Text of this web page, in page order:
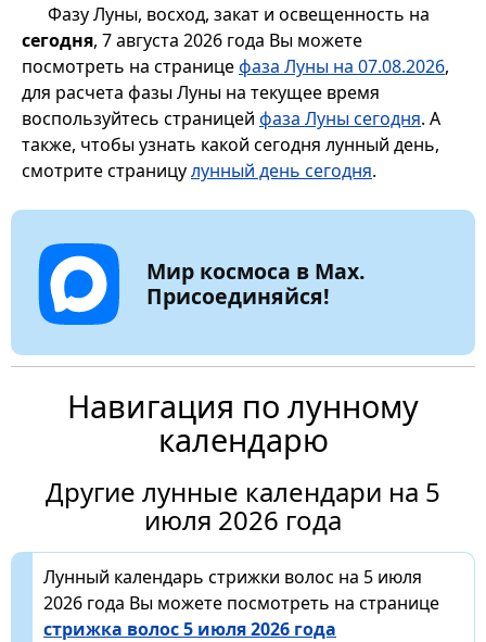
Фазу Луны, восход, закат и освещенность на
сегодня, 7 августа 2026 года Вы можете
посмотреть на страницефаза Луны на 07.08.2026,
для расчета фазы Луны на текущее время
воспользуйтесь страницей фаза Луны сегодня. А
также, чтобы узнать какой сегодня лунный день,
смотрите страницулунный день сегодня.
Мир космоса в Max.
Присоединяйся!
Навигация по лунному
календарю
Другие лунные календари на 5
июля 2026 года
Лунный календарь стрижки волос на 5 июля
2026 года Вы можете посмотреть на странице
стрижка волос 5 июля 2026 года